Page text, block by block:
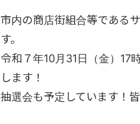
市内の商店街組合等である
す。
令和７年10月31日（金）17
します！
抽選会も予定しています！